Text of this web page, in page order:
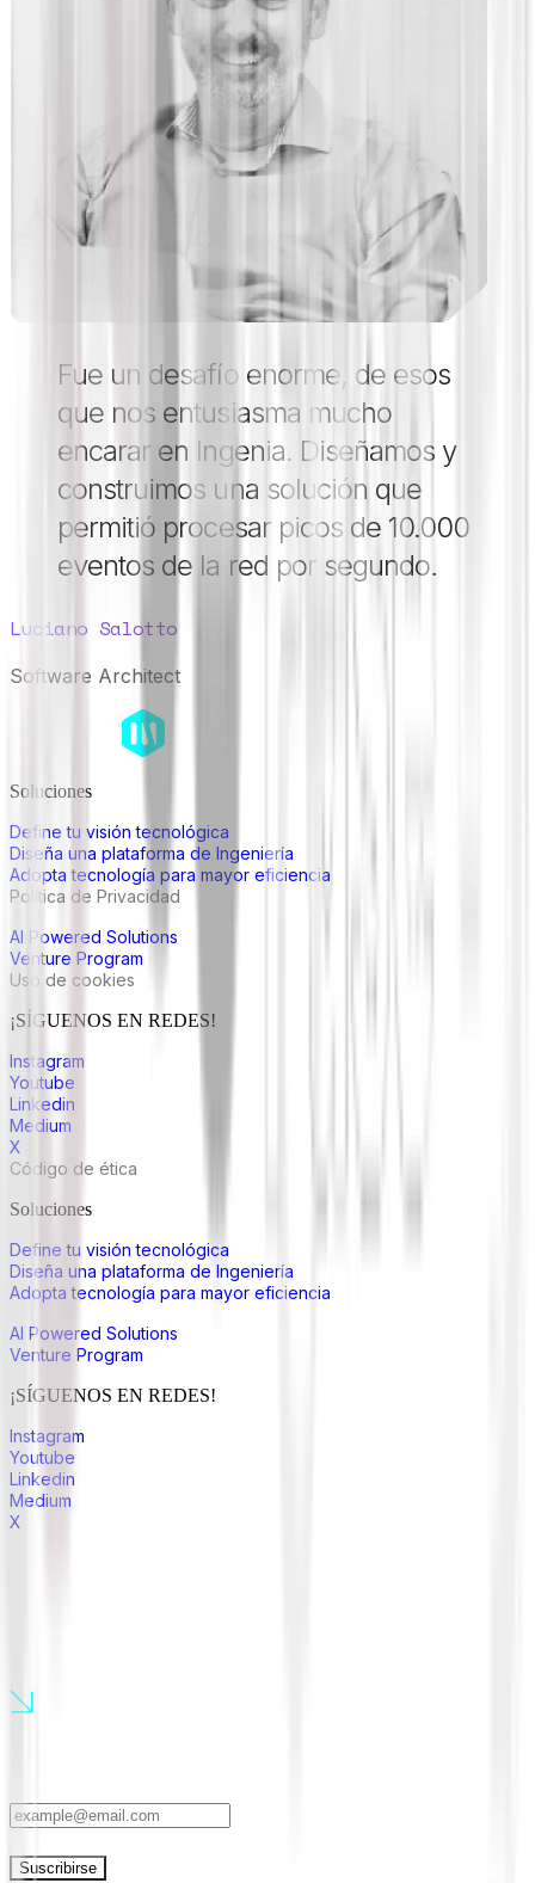
Fue un desafío enorme, de esos
que nos entusiasma mucho
encarar en Ingenia. Diseñamos y
construimos una solución que
permitió procesar picos de 10.000
eventos de la red por segundo.
Luciano Salotto
Software Architect
Soluciones
Define tu visión tecnológica
Diseña una plataforma de Ingeniería
Adopta tecnología para mayor eficiencia
Política de Privacidad
AI Powered Solutions
Venture Program
Uso de cookies
¡SÍGUENOS EN REDES!
Instagram
Youtube
Linkedin
Medium
X
Código de ética
Soluciones
Define tu visión tecnológica
Diseña una plataforma de Ingeniería
Adopta tecnología para mayor eficiencia
AI Powered Solutions
Venture Program
¡SÍGUENOS EN REDES!
Instagram
Youtube
Linkedin
Medium
X
Suscribirse